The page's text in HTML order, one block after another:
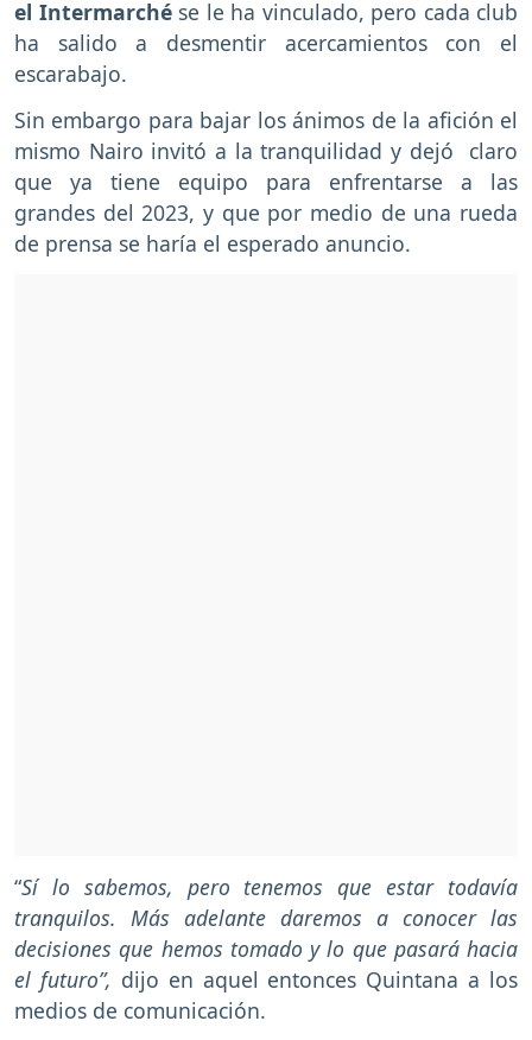
el Intermarchése le ha vinculado, pero cada club
ha salido a desmentir acercamientos con el
escarabajo.
Sin embargo para bajar los ánimos de la afición el
mismo Nairo invitó a la tranquilidad y dejó claro
que ya tiene equipo para enfrentarse a las
grandes del 2023, y que por medio de una rueda
de prensa se haría el esperado anuncio.
“Sí lo sabemos, pero tenemos que estar todavía
tranquilos. Más adelante daremos a conocer las
decisiones que hemos tomado y lo que pasará hacia
el futuro”, dijo en aquel entonces Quintana a los
medios de comunicación.